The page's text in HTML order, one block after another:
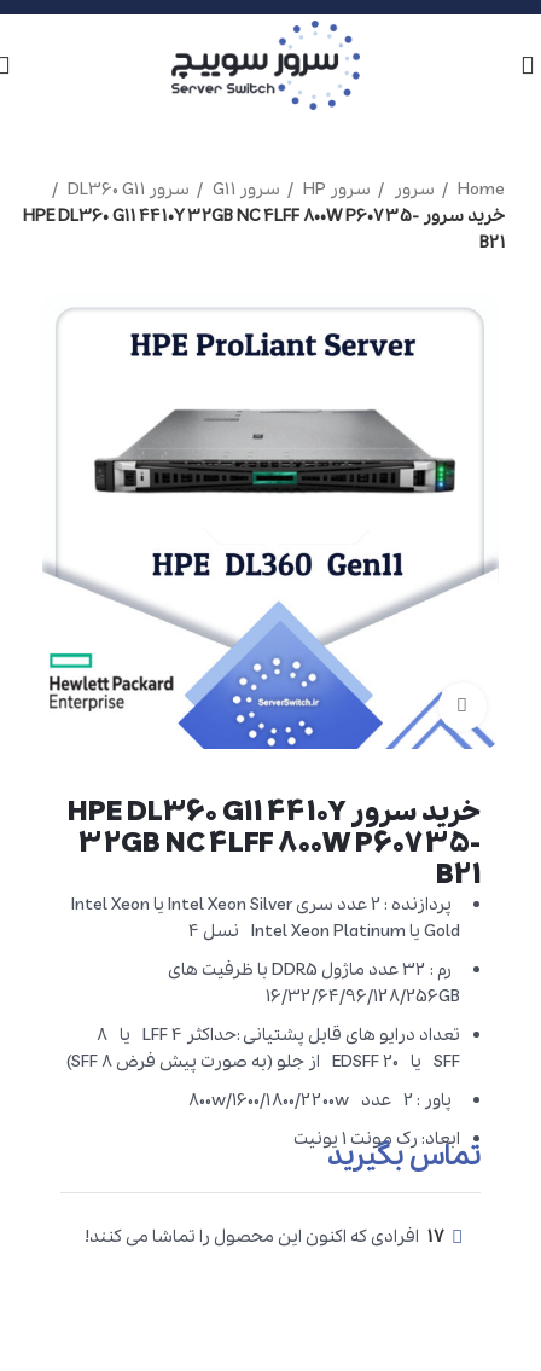
Home سرور سرور HP سرور G11
سرور DL360 G11
خرید سرور HPE DL360 G11 4410Y 32GB NC 4LFF 800W P60735-
B21
برای بزرگنمایی کلیک کنید
خرید سرور HPE DL360 G11 4410Y
32GB NC 4LFF 800W P60735-
B21
پردازنده : 2 عدد سری Intel Xeon Silver یا Intel Xeon
Gold یا Intel Xeon Platinum نسل 4
رم : 32 عدد ماژول DDR5 با ظرفیت های
16/32/64/96/128/256GB
تعداد درایو های قابل پشتیانی :حداکثر 4 LFF یا 8
SFF یا 20 EDSFF از جلو (به صورت پیش فرض 8 SFF)
پاور : 2 عدد 800w/1600/1800/2200w
ابعاد: رک مونت 1 یونیت
تماس بگیرید
17 افرادی که اکنون این محصول را تماشا می کنند!